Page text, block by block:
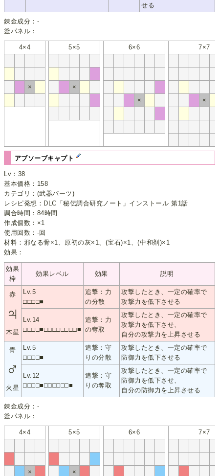
せる
錬金成分：-
釜パネル：
4×4 5×5 6×6 7×7
×
×
×
×
アブソーブキャプト
Lv：38
基本価格：158
カテゴリ：(武器パーツ)
レシピ発想：DLC「秘伝調合研究ノート」インストール 第1話
調合時間：84時間
作成個数：×1
使用回数：-回
材料：邪なる骨×1、原初の灰×1、(宝石)×1、(中和剤)×1
効果：
効果
枠
効果レベル 効果 説明
赤
♃
木星
Lv.5
□□□□■
追撃：力
の分散
攻撃したとき、一定の確率で
攻撃力を低下させる
Lv.14
□□□□■□□□□□□□□■
追撃：力
の奪取
攻撃したとき、一定の確率で
攻撃力を低下させ、
自分の攻撃力を上昇させる
青
♂
火星
Lv.5
□□□□■
追撃：守
りの分散
攻撃したとき、一定の確率で
防御力を低下させる
Lv.12
□□□□■□□□□□□■
追撃：守
りの奪取
攻撃したとき、一定の確率で
防御力を低下させ、
自分の防御力を上昇させる
錬金成分：-
釜パネル：
4×4 5×5 6×6 7×7
×
×